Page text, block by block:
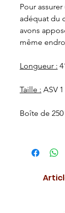
Pour
adéquat du
avons
même
Longueur :
Taille : ASV
Boîte de